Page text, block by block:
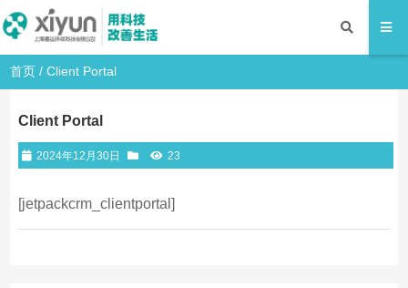
首页 /Client Portal
Client Portal
2024年12月30日 23
[jetpackcrm_clientportal]